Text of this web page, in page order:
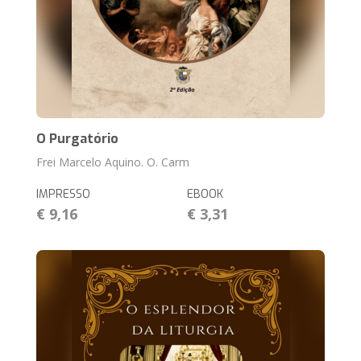
O Purgatório
Frei Marcelo Aquino. O. Carm
IMPRESSO
€ 9,16
EBOOK
€ 3,31